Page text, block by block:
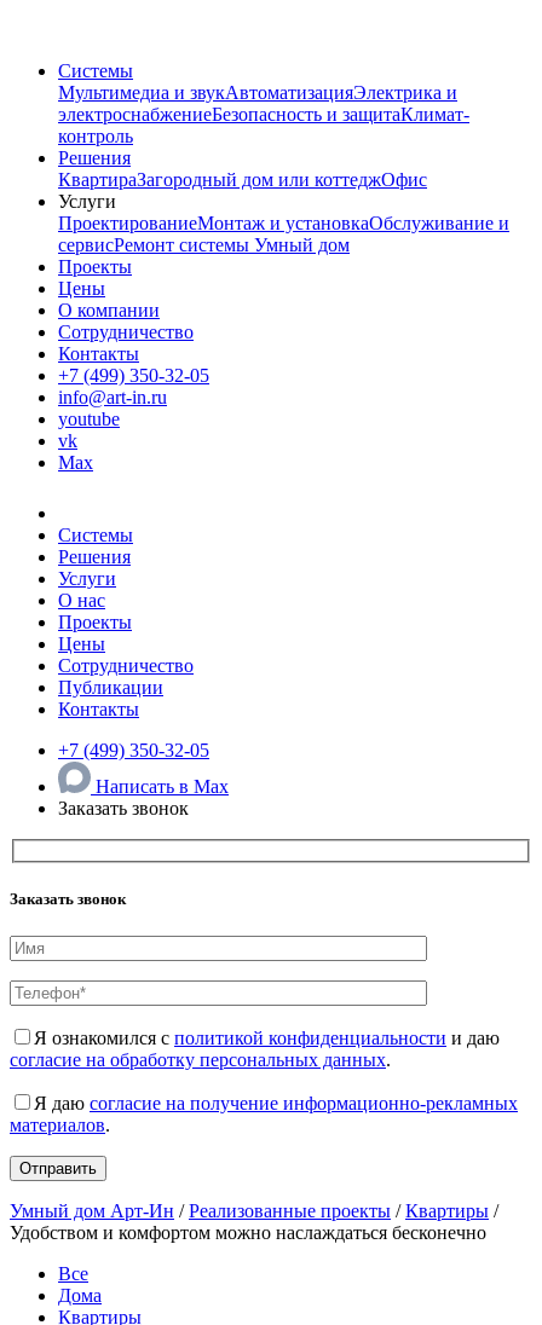
Системы
Мультимедиа и звукАвтоматизацияЭлектрика и
электроснабжениеБезопасность и защитаКлимат-
контроль
Решения
КвартираЗагородный дом или коттеджОфис
Услуги
ПроектированиеМонтаж и установкаОбслуживание и
сервисРемонт системы Умный дом
Проекты
Цены
О компании
Сотрудничество
Контакты
+7 (499) 350-32-05
info@art-in.ru
youtube
vk
Max
Системы
Решения
Услуги
О нас
Проекты
Цены
Сотрудничество
Публикации
Контакты
+7 (499) 350-32-05
Написать в Max
Заказать звонок
Заказать звонок
Я ознакомился с политикой конфиденциальности и даю
согласие на обработку персональных данных.
Я даю согласие на получение информационно-рекламных
материалов.
Умный дом Арт-Ин /Реализованные проекты /Квартиры /
Удобством и комфортом можно наслаждаться бесконечно
Все
Дома
Квартиры